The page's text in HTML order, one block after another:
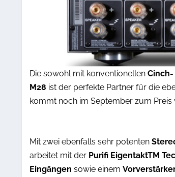
Die sowohl mit konventionellen
M28 ist der perfekte Partner für die
kommt noch im September zum
Mit zwei ebenfalls sehr potenten
arbeitet mit der Purifi EigentaktTM
Eingängensowie einem